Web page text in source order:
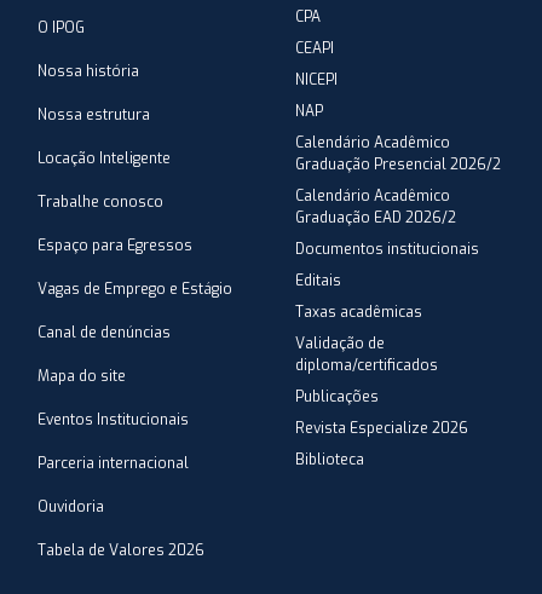
O IPOG
Nossa história
Nossa estrutura
Locação Inteligente
Trabalhe conosco
Espaço para Egressos
Vagas de Emprego e Estágio
Canal de denúncias
Mapa do site
Eventos Institucionais
Parceria internacional
Ouvidoria
Tabela de Valores 2026
CPA
CEAPI
NICEPI
NAP
Calendário Acadêmico
Graduação Presencial 2026/2
Calendário Acadêmico
Graduação EAD 2026/2
Documentos institucionais
Editais
Taxas acadêmicas
Validação de
diploma/certificados
Publicações
Revista Especialize 2026
Biblioteca